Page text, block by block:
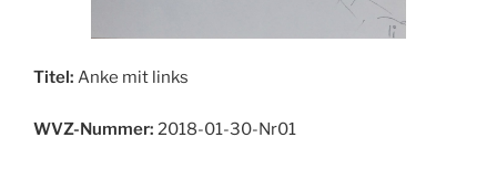
Titel: Anke mit links
WVZ-Nummer: 2018-01-30-Nr01